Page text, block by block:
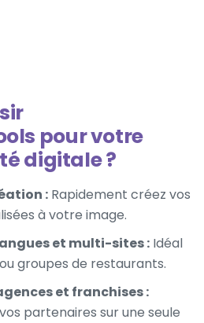
pour votre
digitale ?
: Rapidement créez vos
à votre image.
et multi-sites : Idéal
groupes de restaurants.
et franchises :
partenaires sur une seule